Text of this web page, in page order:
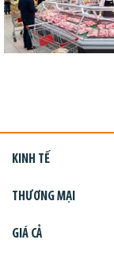
KINH TẾ
THƯƠNG MẠI
GIÁ CẢ